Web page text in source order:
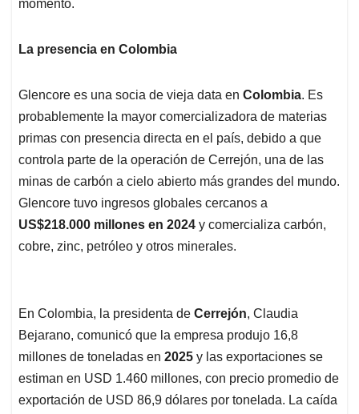
momento.
La presencia en Colombia
Glencore es una socia de vieja data en Colombia. Es
probablemente la mayor comercializadora de materias
primas con presencia directa en el país, debido a que
controla parte de la operación de Cerrejón, una de las
minas de carbón a cielo abierto más grandes del mundo.
Glencore tuvo ingresos globales cercanos a
US$218.000 millones en 2024 y comercializa carbón,
cobre, zinc, petróleo y otros minerales.
En Colombia, la presidenta de Cerrejón, Claudia
Bejarano, comunicó que la empresa produjo 16,8
millones de toneladas en 2025 y las exportaciones se
estiman en USD 1.460 millones, con precio promedio de
exportación de USD 86,9 dólares por tonelada. La caída